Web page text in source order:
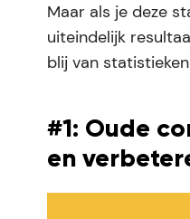
Maar als je deze
uiteindelijk
blij van
#1: Oude
en